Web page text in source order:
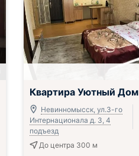
Квартира Уютный Дом
Невинномысск, ул.3-го
Интернационала д. 3, 4
подъезд
До центра 300 м